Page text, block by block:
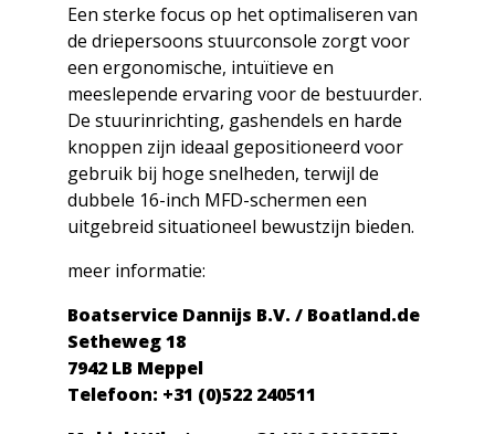
Een sterke focus op het optimaliseren van
de driepersoons stuurconsole zorgt voor
een ergonomische, intuïtieve en
meeslepende ervaring voor de bestuurder.
De stuurinrichting, gashendels en harde
knoppen zijn ideaal gepositioneerd voor
gebruik bij hoge snelheden, terwijl de
dubbele 16-inch MFD-schermen een
uitgebreid situationeel bewustzijn bieden.
meer informatie:
Boatservice Dannijs B.V. / Boatland.de
Setheweg 18
7942 LB Meppel
Telefoon: +31 (0)522 240511